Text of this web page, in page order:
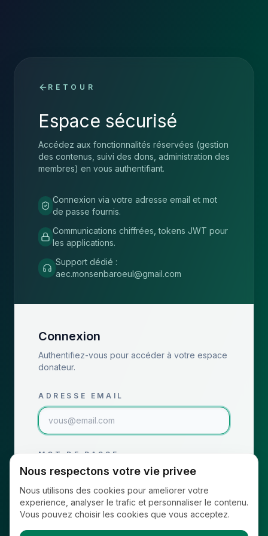
RETOUR
Espace sécurisé
Accédez aux fonctionnalités réservées (gestion
des contenus, suivi des dons, administration des
membres) en vous authentifiant.
Connexion via votre adresse email et mot
de passe fournis.
Communications chiffrées, tokens JWT pour
les applications.
Support dédié :
aec.monsenbaroeul@gmail.com
Connexion
Authentifiez-vous pour accéder à votre espace
donateur.
ADRESSE EMAIL
MOT DE PASSE
Se connecter
Nous respectons votre vie privee
Nous utilisons des cookies pour ameliorer votre
experience, analyser le trafic et personnaliser le contenu.
Vous pouvez choisir les cookies que vous acceptez.